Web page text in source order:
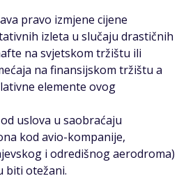
pravo izmjene cijene
izleta u slučaju drastičnih
na svjetskom tržištu ili
na finansijskom tržištu a
elemente ovog
uslova u saobraćaju
kod avio-kompanije,
i odredišnog aerodroma)
biti otežani.